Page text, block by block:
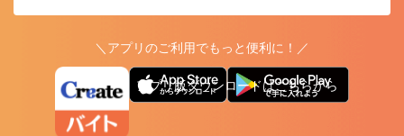
＼アプリのご利用でもっと便利に！／
アプリ版ダウンロードはこちらから